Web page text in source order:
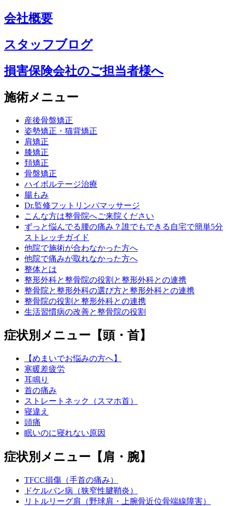
会社概要
スタッフブログ
損害保険会社のご担当者様へ
施術メニュー
産後骨盤矯正
姿勢矯正・猫背矯正
肩矯正
膝矯正
頚矯正
骨盤矯正
ハイボルテージ治療
腸もみ
Dr.監修フットリンパマッサージ
こんな方は整骨院へご来院ください
ずっと悩んでる腰の痛み？誰でもできる自宅で簡単5分
ストレッチガイド
他院で施術が合わなかった方へ
他院で痛みが取れなかった方へ
整体とは
整形外科と整骨院の役割と整形外科との連携
整骨院と整形外科の選び方と整形外科との連携
整骨院の役割と整形外科との連携
生活習慣病の改善と整骨院の役割
症状別メニュー【頭・首】
【めまいでお悩みの方へ】
寒暖差疲労
耳鳴り
首の痛み
ストレートネック（スマホ首）
寝違え
頭痛
眠いのに寝れない原因
症状別メニュー【肩・腕】
TFCC損傷（手首の痛み）
ドケルバン病（狭窄性腱鞘炎）
リトルリーグ肩（野球肩・上腕骨近位骨端線障害）